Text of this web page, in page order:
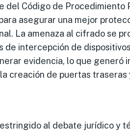
del Código de Procedimiento
asegurar una mejor
La amenaza al cifrado se
de intercepción de
evidencia, lo que generó
creación de puertas
al debate jurídico y